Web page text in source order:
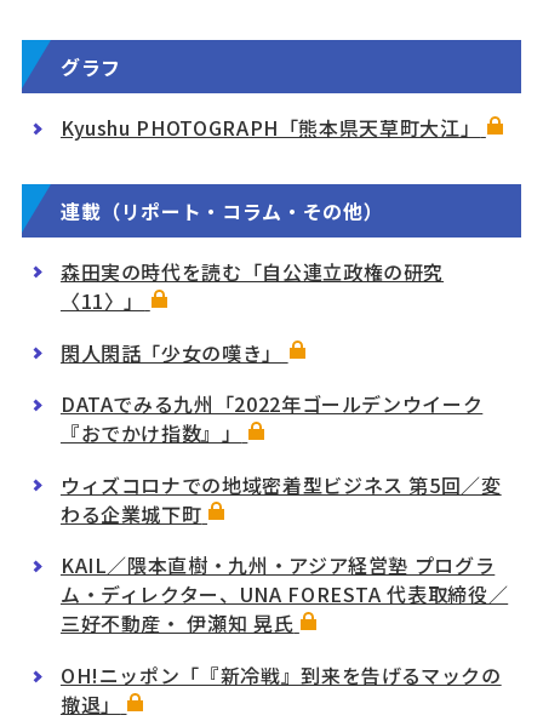
グラフ
Kyushu PHOTOGRAPH「熊本県天草町大江」
連載（リポート・コラム・その他）
森田実の時代を読む「自公連立政権の研究
〈11〉」
閑人閑話「少女の嘆き」
DATAでみる九州「2022年ゴールデンウイーク
『おでかけ指数』」
ウィズコロナでの地域密着型ビジネス 第5回／変
わる企業城下町
KAIL／隈本直樹・九州・アジア経営塾 プログラ
ム・ディレクター、UNA FORESTA 代表取締役／
三好不動産・ 伊瀬知 晃氏
OH!ニッポン「『新冷戦』到来を告げるマックの
撤退」